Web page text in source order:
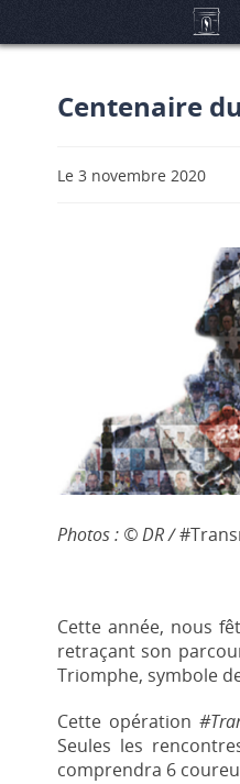
Centenaire
Le 3 novembre 2020
Photos : © DR /
Cette année, nous
retraçant son
Triomphe, symbole
Cette opération
Seules les
comprendra 6